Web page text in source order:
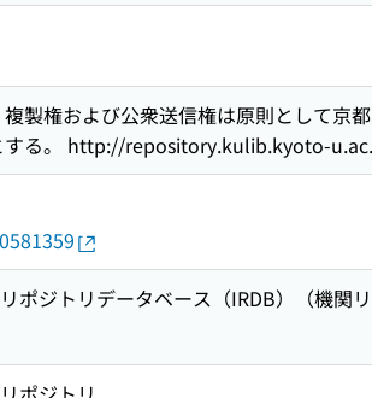
製権および公衆送信権は原則として京
する。 http://repository.kulib.kyoto-
ポジトリデータベース（IRDB）（機関リ